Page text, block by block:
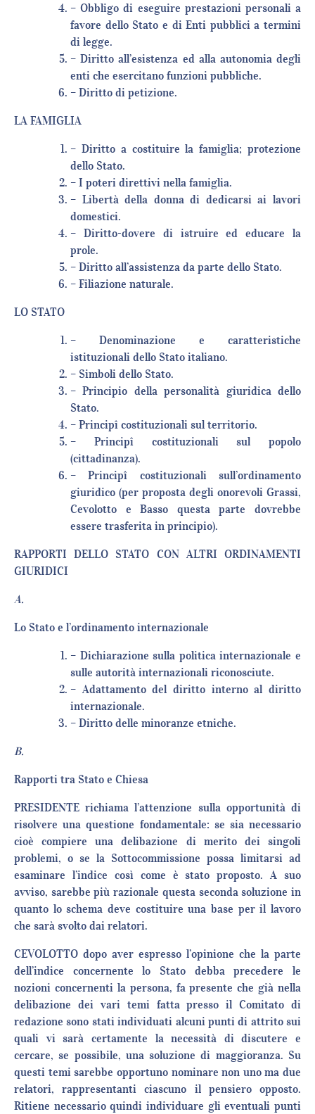
– Obbligo di eseguire prestazioni personali a
favore dello Stato e di Enti pubblici a termini
di legge.
– Diritto all’esistenza ed alla autonomia degli
enti che esercitano funzioni pubbliche.
– Diritto di petizione.
LA FAMIGLIA
– Diritto a costituire la famiglia; protezione
dello Stato.
– I poteri direttivi nella famiglia.
– Libertà della donna di dedicarsi ai lavori
domestici.
– Diritto-dovere di istruire ed educare la
prole.
– Diritto all’assistenza da parte dello Stato.
– Filiazione naturale.
LO STATO
– Denominazione e caratteristiche
istituzionali dello Stato italiano.
– Simboli dello Stato.
– Principio della personalità giuridica dello
Stato.
– Principî costituzionali sul territorio.
– Principî costituzionali sul popolo
(cittadinanza).
– Principî costituzionali sull’ordinamento
giuridico (per proposta degli onorevoli Grassi,
Cevolotto e Basso questa parte dovrebbe
essere trasferita in principio).
RAPPORTI DELLO STATO CON ALTRI ORDINAMENTI
GIURIDICI
A.
Lo Stato e l’ordinamento internazionale
– Dichiarazione sulla politica internazionale e
sulle autorità internazionali riconosciute.
– Adattamento del diritto interno al diritto
internazionale.
– Diritto delle minoranze etniche.
B.
Rapporti tra Stato e Chiesa
PRESIDENTE richiama l’attenzione sulla opportunità di
risolvere una questione fondamentale: se sia necessario
cioè compiere una delibazione di merito dei singoli
problemi, o se la Sottocommissione possa limitarsi ad
esaminare l’indice così come è stato proposto. A suo
avviso, sarebbe più razionale questa seconda soluzione in
quanto lo schema deve costituire una base per il lavoro
che sarà svolto dai relatori.
CEVOLOTTO dopo aver espresso l’opinione che la parte
dell’indice concernente lo Stato debba precedere le
nozioni concernenti la persona, fa presente che già nella
delibazione dei vari temi fatta presso il Comitato di
redazione sono stati individuati alcuni punti di attrito sui
quali vi sarà certamente la necessità di discutere e
cercare, se possibile, una soluzione di maggioranza. Su
questi temi sarebbe opportuno nominare non uno ma due
relatori, rappresentanti ciascuno il pensiero opposto.
Ritiene necessario quindi individuare gli eventuali punti